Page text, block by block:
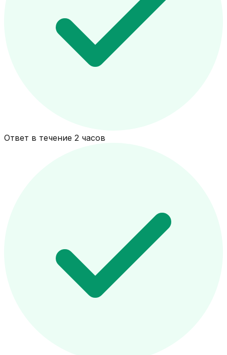
Ответ в течение 2 часов